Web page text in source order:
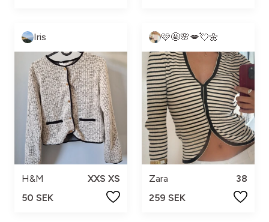
Iris
H&M
XXS XS
50 SEK
🩷🤩🌸💋💘🌼
Zara
38
259 SEK